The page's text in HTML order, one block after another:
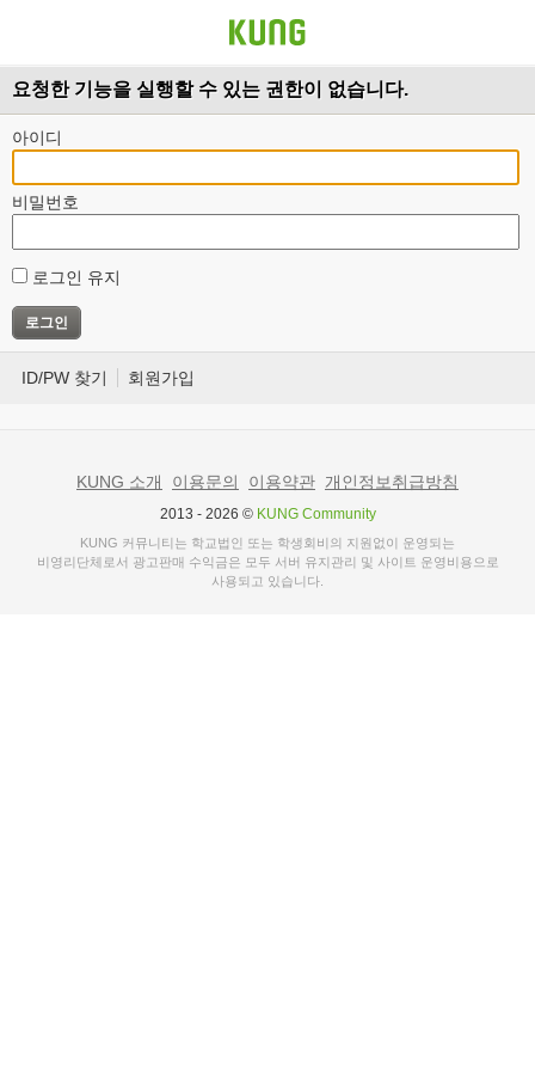
요청한 기능을 실행할 수 있는 권한이 없습니다.
아이디
비밀번호
로그인 유지
ID/PW 찾기 회원가입
KUNG 소개 이용문의 이용약관 개인정보취급방침
2013 - 2026 © KUNG Community
KUNG 커뮤니티는 학교법인 또는 학생회비의 지원없이 운영되는
비영리단체로서 광고판매 수익금은 모두 서버 유지관리 및 사이트 운영비용으로
사용되고 있습니다.